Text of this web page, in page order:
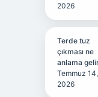
2026
Terde tuz
çıkması ne
anlama
Temmuz 14,
2026